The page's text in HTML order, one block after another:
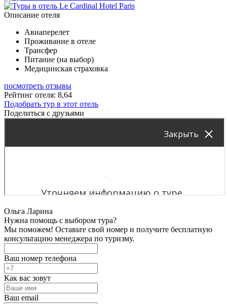
Описание отеля
Авиаперелет
Проживание в отеле
Трансфер
Питание (на выбор)
Медицинская страховка
посмотреть отзывы
Рейтинг отеля: 8,64
Подобрать тур в этот отель
Поделиться с друзьями
Ольга Ларина
Нужна помощь с выбором тура?
Мы поможем! Оставьте свой номер и получите бесплатную
консультацию менеджера по туризму.
Ваш номер телефона
Как вас зовут
Ваш email